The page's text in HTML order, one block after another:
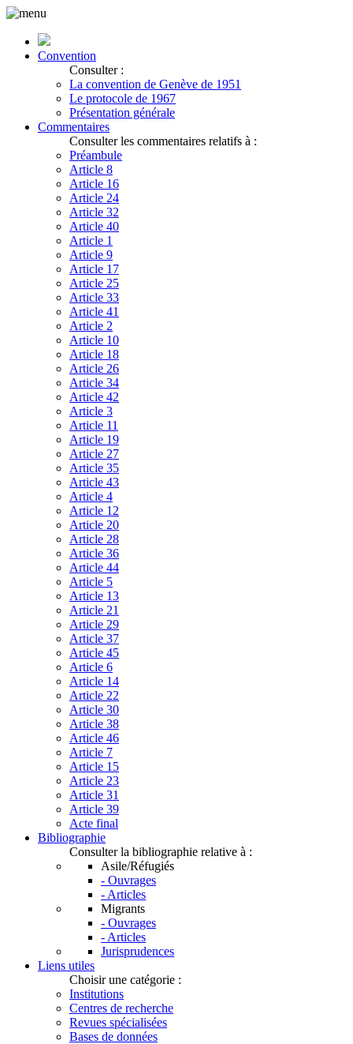
Convention
Consulter :
La convention de Genève de 1951
Le protocole de 1967
Présentation générale
Commentaires
Consulter les commentaires relatifs à :
Préambule
Article 8
Article 16
Article 24
Article 32
Article 40
Article 1
Article 9
Article 17
Article 25
Article 33
Article 41
Article 2
Article 10
Article 18
Article 26
Article 34
Article 42
Article 3
Article 11
Article 19
Article 27
Article 35
Article 43
Article 4
Article 12
Article 20
Article 28
Article 36
Article 44
Article 5
Article 13
Article 21
Article 29
Article 37
Article 45
Article 6
Article 14
Article 22
Article 30
Article 38
Article 46
Article 7
Article 15
Article 23
Article 31
Article 39
Acte final
Bibliographie
Consulter la bibliographie relative à :
Asile/Réfugiés
- Ouvrages
- Articles
Migrants
- Ouvrages
- Articles
Jurisprudences
Liens utiles
Choisir une catégorie :
Institutions
Centres de recherche
Revues spécialisées
Bases de données